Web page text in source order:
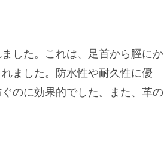
した。これは、足首から脛にか
ました。防水性や耐久性に優
のに効果的でした。また、革の